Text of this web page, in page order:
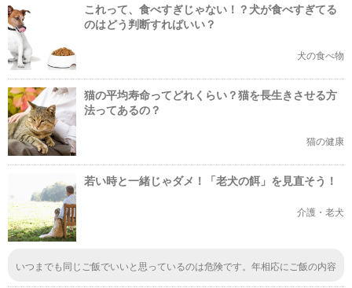
これって、食べすぎじゃない！？犬が食べすぎてる
のはどう判断すればいい？
犬の食べ物
猫の平均寿命ってどれくらい？猫を長生きさせる方
法ってあるの？
猫の健康
若い時と一緒じゃダメ！「老犬の餌」を見直そう！
介護・老犬
いつまでも同じご飯でいいと思っているのは危険です。年相応にご飯の内容